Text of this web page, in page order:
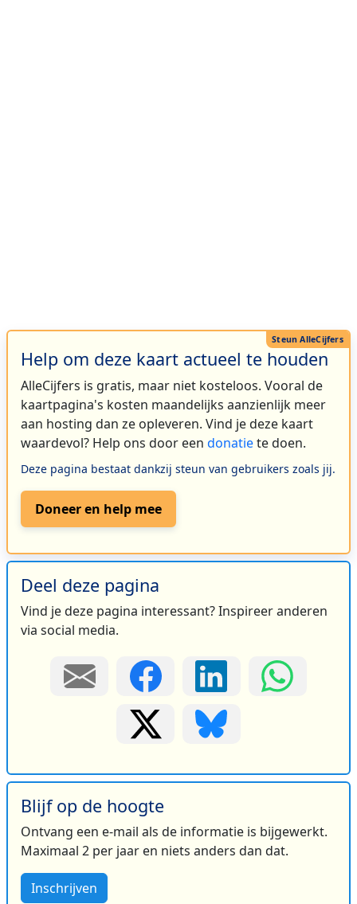
Help om deze kaart actueel te houden
AlleCijfers is gratis, maar niet kosteloos. Vooral de
kaartpagina's kosten maandelijks aanzienlijk meer
aan hosting dan ze opleveren. Vind je deze kaart
waardevol? Help ons door een donatiete doen.
Deze pagina bestaat dankzij steun van gebruikers zoals jij.
Doneer en help mee
Deel deze pagina
Vind je deze pagina interessant? Inspireer anderen
via social media.
Blijf op de hoogte
Ontvang een e-mail als de informatie is bijgewerkt.
Maximaal 2 per jaar en niets anders dan dat.
Inschrijven